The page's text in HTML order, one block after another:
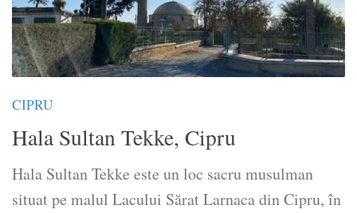
CIPRU
Hala Sultan Tekke, Cipru
Hala Sultan Tekke este un loc sacru musulman
situat pe malul Lacului Sărat Larnaca din Cipru, în